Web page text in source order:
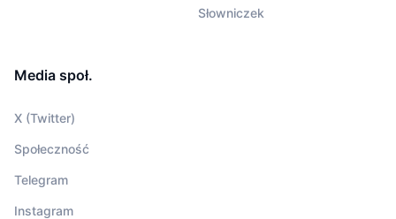
Słowniczek
Media społ.
X (Twitter)
Społeczność
Telegram
Instagram